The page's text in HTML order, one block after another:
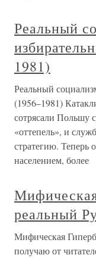
Реальный
1981)
Реальный
(1956–1981)
сотрясали Польшу
«оттепель», и
стратегию. Теперь
населением, более
реальный
Мифическая
получаю от